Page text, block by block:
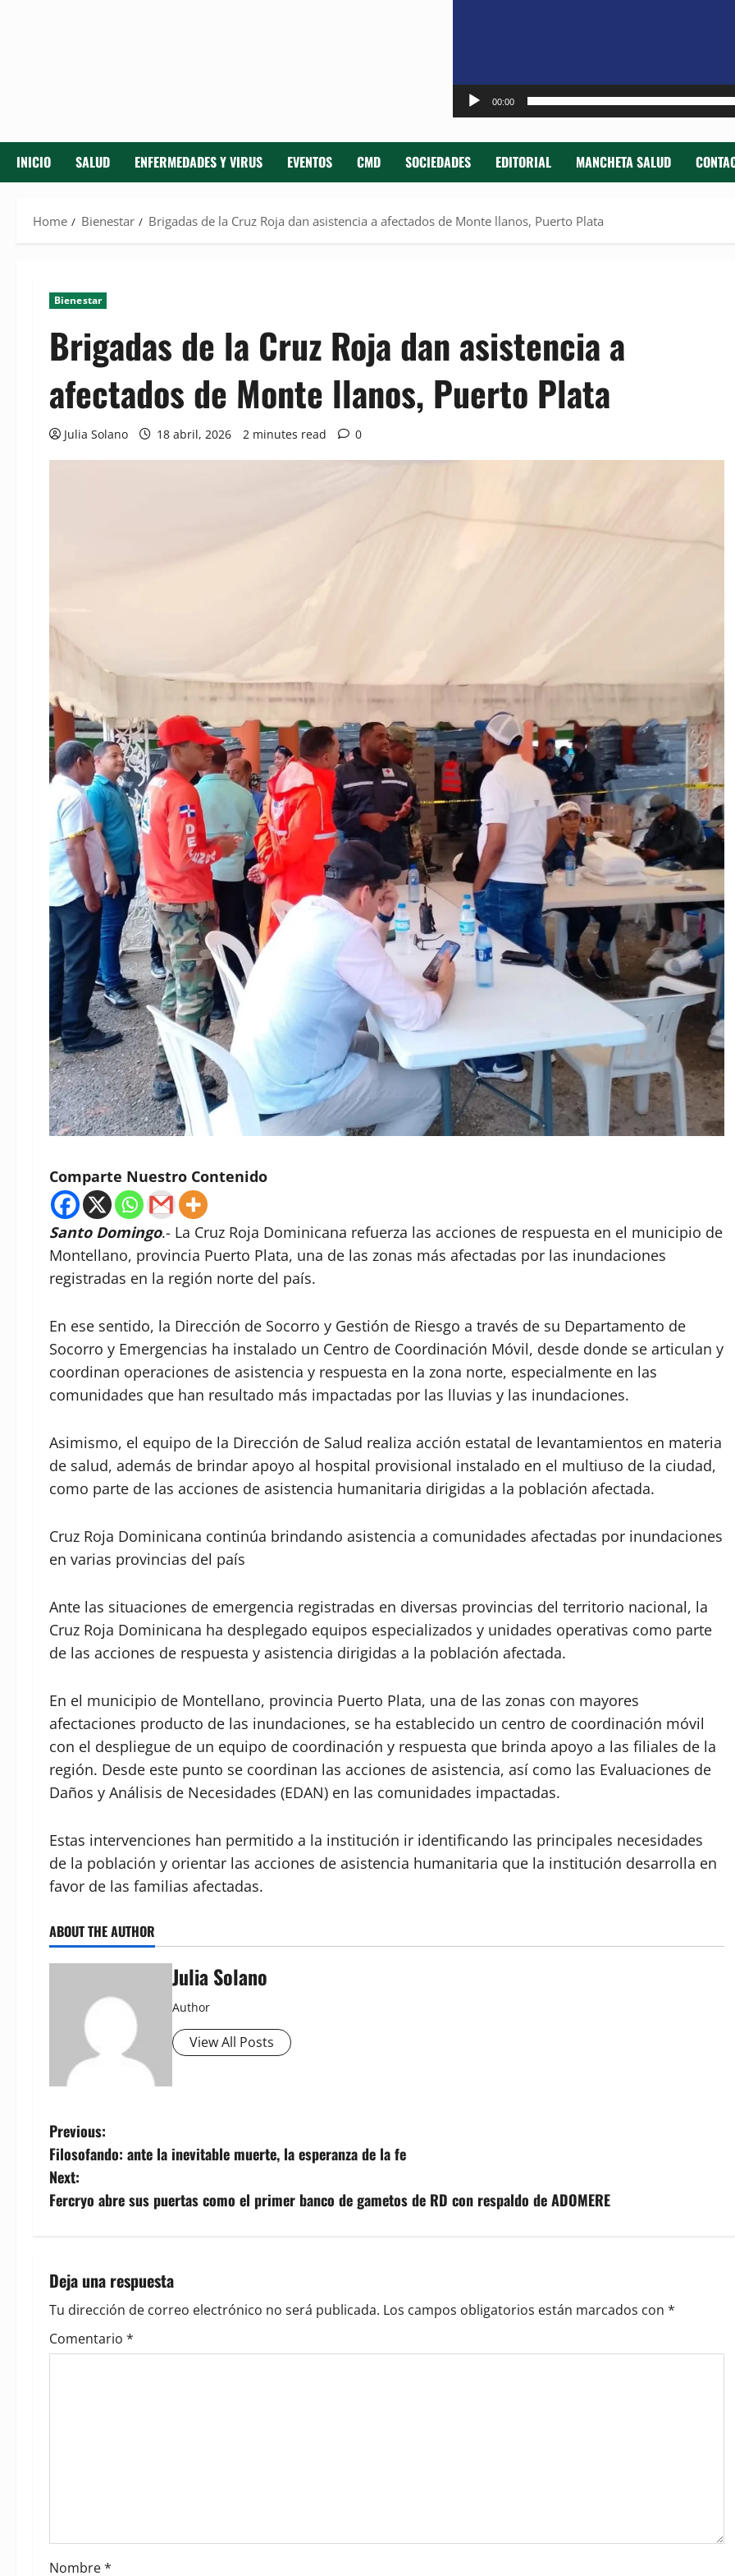
00:00
INICIO SALUD ENFERMEDADES Y VIRUS EVENTOS CMD SOCIEDADES EDITORIAL MANCHETA SALUD
Home Bienestar Brigadas de la Cruz Roja dan asistencia a afectados de Monte llanos, Puerto Plata
Bienestar
Brigadas de la Cruz Roja dan asistencia a
afectados de Monte llanos, Puerto Plata
Julia Solano 18 abril, 2026 2 minutes read 0
Comparte Nuestro Contenido
Santo Domingo.- La Cruz Roja Dominicana refuerza las acciones de respuesta en el municipio de
Montellano, provincia Puerto Plata, una de las zonas más afectadas por las inundaciones
registradas en la región norte del país.
En ese sentido, la Dirección de Socorro y Gestión de Riesgo a través de su Departamento de
Socorro y Emergencias ha instalado un Centro de Coordinación Móvil, desde donde se articulan y
coordinan operaciones de asistencia y respuesta en la zona norte, especialmente en las
comunidades que han resultado más impactadas por las lluvias y las inundaciones.
Asimismo, el equipo de la Dirección de Salud realiza acción estatal de levantamientos en materia
de salud, además de brindar apoyo al hospital provisional instalado en el multiuso de la ciudad,
como parte de las acciones de asistencia humanitaria dirigidas a la población afectada.
Cruz Roja Dominicana continúa brindando asistencia a comunidades afectadas por inundaciones
en varias provincias del país
Ante las situaciones de emergencia registradas en diversas provincias del territorio nacional, la
Cruz Roja Dominicana ha desplegado equipos especializados y unidades operativas como parte
de las acciones de respuesta y asistencia dirigidas a la población afectada.
En el municipio de Montellano, provincia Puerto Plata, una de las zonas con mayores
afectaciones producto de las inundaciones, se ha establecido un centro de coordinación móvil
con el despliegue de un equipo de coordinación y respuesta que brinda apoyo a las filiales de la
región. Desde este punto se coordinan las acciones de asistencia, así como las Evaluaciones de
Daños y Análisis de Necesidades (EDAN) en las comunidades impactadas.
Estas intervenciones han permitido a la institución ir identificando las principales necesidades
de la población y orientar las acciones de asistencia humanitaria que la institución desarrolla en
favor de las familias afectadas.
ABOUT THE AUTHOR
Julia Solano
Author
View All Posts
P
o
s
n
a
v
o
Previous:
Filosofando: ante la inevitable muerte, la esperanza de la fe
Next:
Fercryo abre sus puertas como el primer banco de gametos de RD con respaldo de ADOMERE
Deja una respuesta
Tu dirección de correo electrónico no será publicada. Los campos obligatorios están marcados con *
Comentario *
Nombre*